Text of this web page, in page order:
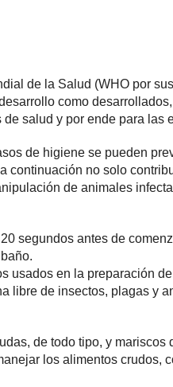
de la Salud (WHO por
como
salud y por ende para las
de higiene se pueden
continuación no solo
de animales
segundos antes de
usados en la preparación
libre de insectos, plagas y
de todo tipo, y
los alimentos